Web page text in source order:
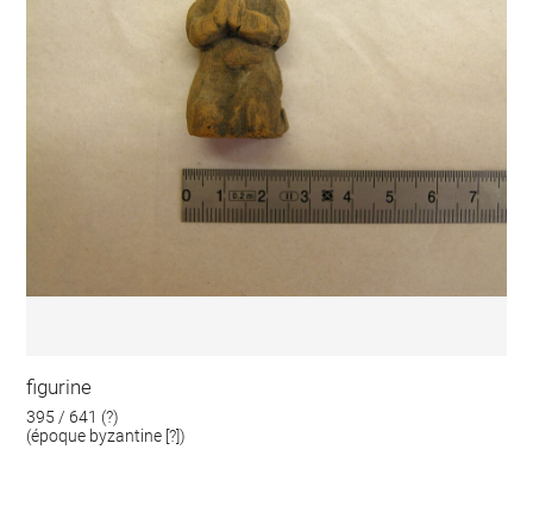
figurine
395 / 641 (?)
(époque byzantine [?])